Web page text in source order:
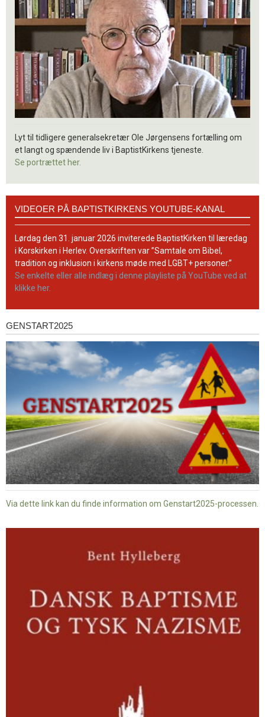
Lyt til tidligere generalsekretær Ole Jørgensens fortælling om
et langt og spændende liv i BaptistKirkens tjeneste.
Se portrættet her.
BaptistKirkens
YouTube-
kanal
VIDEOER PÅ BAPTISTKIRKENS YOUTUBE-KANAL
Lørdag den 31. januar 2026 inviterede BaptistKirken til læredag
i Korskirken i Herlev. Overskriften var ”Samtale om Bibel,
tradition og inklusion i kirkens møde med LGBT+ personer.”
Se enkelte eller alle indlæg i denne playliste på YouTube ved at
klikke her.
Genstart2025
GENSTART2025
Via dette link kan du finde information om Genstart2025-processen.